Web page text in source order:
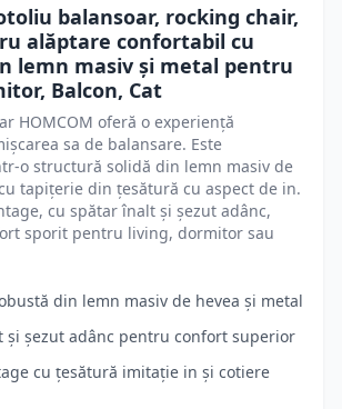
balansoar, rocking chair,
alăptare confortabil cu
lemn masiv și metal pentru
Balcon, Cat
HOMCOM oferă o experiență
sa de balansare. Este
o structură solidă din lemn masiv de
tapițerie din țesătură cu aspect de in.
cu spătar înalt și șezut adânc,
sporit pentru living, dormitor sau
din lemn masiv de hevea și metal
și șezut adânc pentru confort superior
cu țesătură imitație in și cotiere